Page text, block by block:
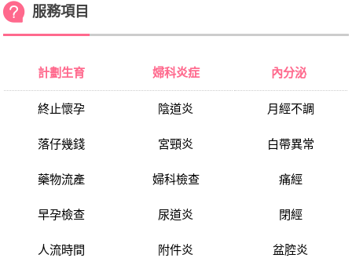
服務項目
計劃生育
終止懷孕
落仔幾錢
藥物流產
早孕檢查
人流時間
婦科炎症
陰道炎
宮頸炎
婦科檢查
尿道炎
附件炎
內分泌
月經不調
白帶異常
痛經
閉經
盆腔炎